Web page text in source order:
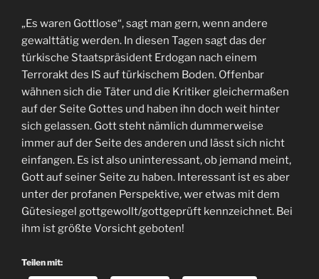
„Es waren Gottlose“, sagt man gern, wenn andere
gewalttätig werden. In diesen Tagen sagt das der
türkische Staatspräsident Erdogan nach einem
Terrorakt des IS auf türkischem Boden. Offenbar
wähnen sich die Täter und die Kritiker gleichermaßen
auf der Seite Gottes und haben ihn doch weit hinter
sich gelassen. Gott steht nämlich dummerweise
immer auf der Seite des anderen und lässt sich nicht
einfangen. Es ist also uninteressant, ob jemand meint,
Gott auf seiner Seite zu haben. Interessant ist es aber
unter der profanen Perspektive, wer etwas mit dem
Gütesiegel gottgewollt/gottgeprüft kennzeichnet. Bei
ihm ist größte Vorsicht geboten!
Teilen mit: